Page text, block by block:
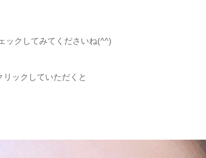
ックしてみてくださいね(^^)
リックしていただくと